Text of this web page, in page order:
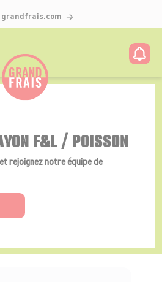
F&L / POISSON
rejoignez notre équipe de